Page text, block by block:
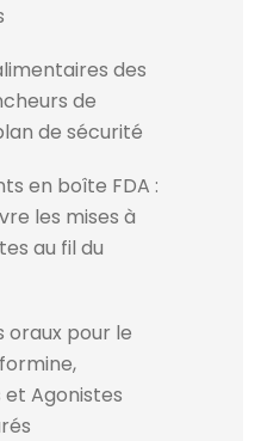
des
de
de sécurité
en boîte FDA :
les mises à
au fil du
oraux pour le
et Agonistes